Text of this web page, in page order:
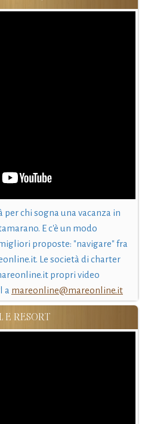
chi sogna una vacanza in
E c'è un modo
proposte: "navigare" fra
Le società di charter
propri video
a mareonline@mareonline.it
E RESORT